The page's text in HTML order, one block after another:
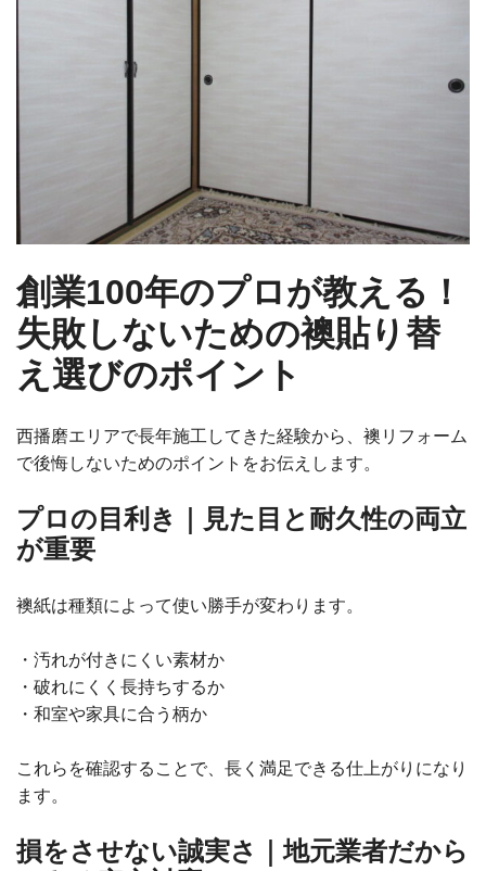
創業100年のプロが教える！
失敗しないための襖貼り替
え選びのポイント
西播磨エリアで長年施工してきた経験から、襖リフォーム
で後悔しないためのポイントをお伝えします。
プロの目利き｜見た目と耐久性の両立
が重要
襖紙は種類によって使い勝手が変わります。
・汚れが付きにくい素材か
・破れにくく長持ちするか
・和室や家具に合う柄か
これらを確認することで、長く満足できる仕上がりになり
ます。
損をさせない誠実さ｜地元業者だから